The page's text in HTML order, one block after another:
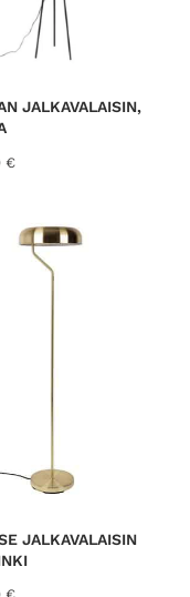
JALKAVALAISIN,
€
JALKAVALAISIN